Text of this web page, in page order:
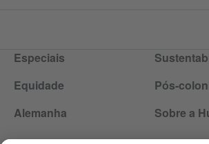
Especiais
Equidade
Pós-
Alemanha
Sobre a